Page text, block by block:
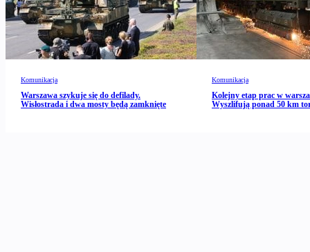
Komunikacja
Warszawa szykuje się do defilady.
Wisłostrada i dwa mosty będą zamknięte
Komunikacja
Kolejny etap prac w
Wyszlifują ponad 50 km